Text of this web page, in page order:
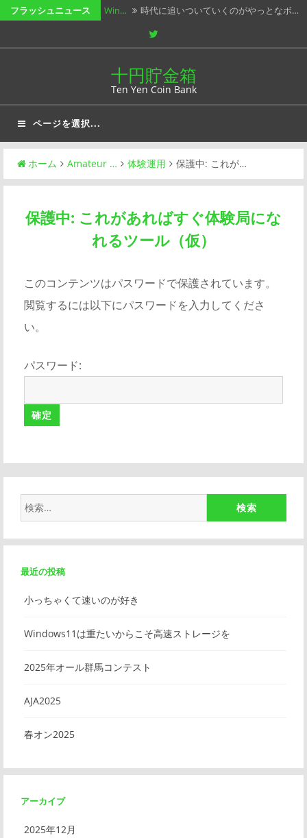
テ
へ
キ
プ
フラッシュニュース Win… 時代に追いついていくのがやっとなボ…
オール群馬コンテストですが、県外局…
AJA… 時間はたっぷりありました。何も準備…
春オン… 春の木漏れ日がぁ～ みたいのは、ブ…
十円貯金箱
Ten Yen Coin Bank
ページを選択...
ホーム Amateur … 体験運用 保護中: これが…
保護中: これがあればすぐ体験局にな
れるツール（仮）
このコンテンツはパスワードで保護されています。
閲覧するには以下にパスワードを入力してくださ
い。
パスワード:
索:
最近の投稿
小っちゃくて速いのが好き
Windows11は重たいからこそ高速ストレージを
2025年オール群馬コンテスト
AJA2025
春オン2025
アーカイブ
2025年12月